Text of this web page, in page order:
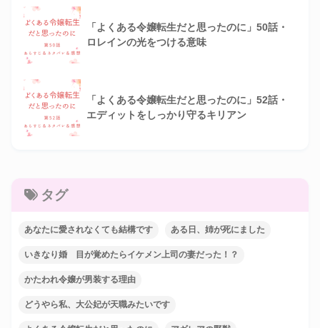
「よくある令嬢転生だと思ったのに」50話・
ロレインの光をつける意味
「よくある令嬢転生だと思ったのに」52話・
エディットをしっかり守るキリアン
タグ
あなたに愛されなくても結構です ある日、姉が死にました
いきなり婚 目が覚めたらイケメン上司の妻だった！？
かたわれ令嬢が男装する理由
どうやら私、大公妃が天職みたいです